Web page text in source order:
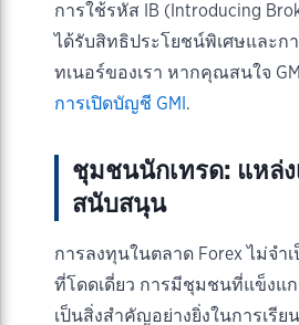
การใช้รหัส IB (Introducing
ได้รับสิทธิประโยชน์พิเศษและก
ทเนอร์ของเรา หากคุณสนใจ
การเปิดบัญชี GMI .
ชุมชนนักเทรด: แหล่ง
สนับสนุน
การลงทุนในตลาด Forex ไม่จำ
ที่โดดเดี่ยว การมีชุมชนที่แข็งแ
เป็นสิ่งสำคัญอย่างยิ่งในการเรี